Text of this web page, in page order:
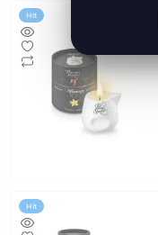
Hit
Hit